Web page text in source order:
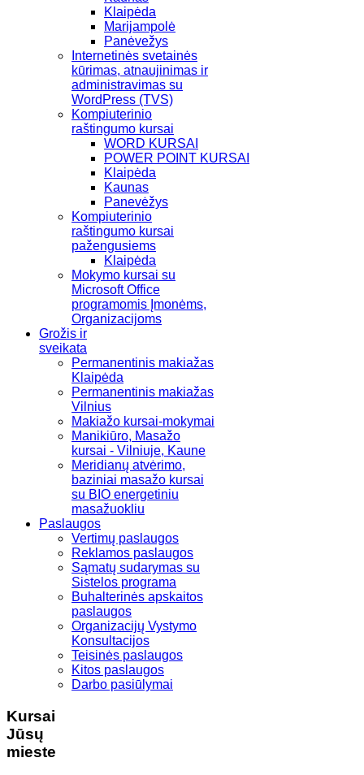
Klaipėda
Marijampolė
Panėvežys
Internetinės svetainės
kūrimas, atnaujinimas ir
administravimas su
WordPress (TVS)
Kompiuterinio
raštingumo kursai
WORD KURSAI
POWER POINT KURSAI
Klaipėda
Kaunas
Panevėžys
Kompiuterinio
raštingumo kursai
pažengusiems
Klaipėda
Mokymo kursai su
Microsoft Office
programomis Įmonėms,
Organizacijoms
Grožis ir
sveikata
Permanentinis makiažas
Klaipėda
Permanentinis makiažas
Vilnius
Makiažo kursai-mokymai
Manikiūro, Masažo
kursai - Vilniuje, Kaune
Meridianų atvėrimo,
baziniai masažo kursai
su BIO energetiniu
masažuokliu
Paslaugos
Vertimų paslaugos
Reklamos paslaugos
Sąmatų sudarymas su
Sistelos programa
Buhalterinės apskaitos
paslaugos
Organizacijų Vystymo
Konsultacijos
Teisinės paslaugos
Kitos paslaugos
Darbo pasiūlymai
Kursai
Jūsų
mieste